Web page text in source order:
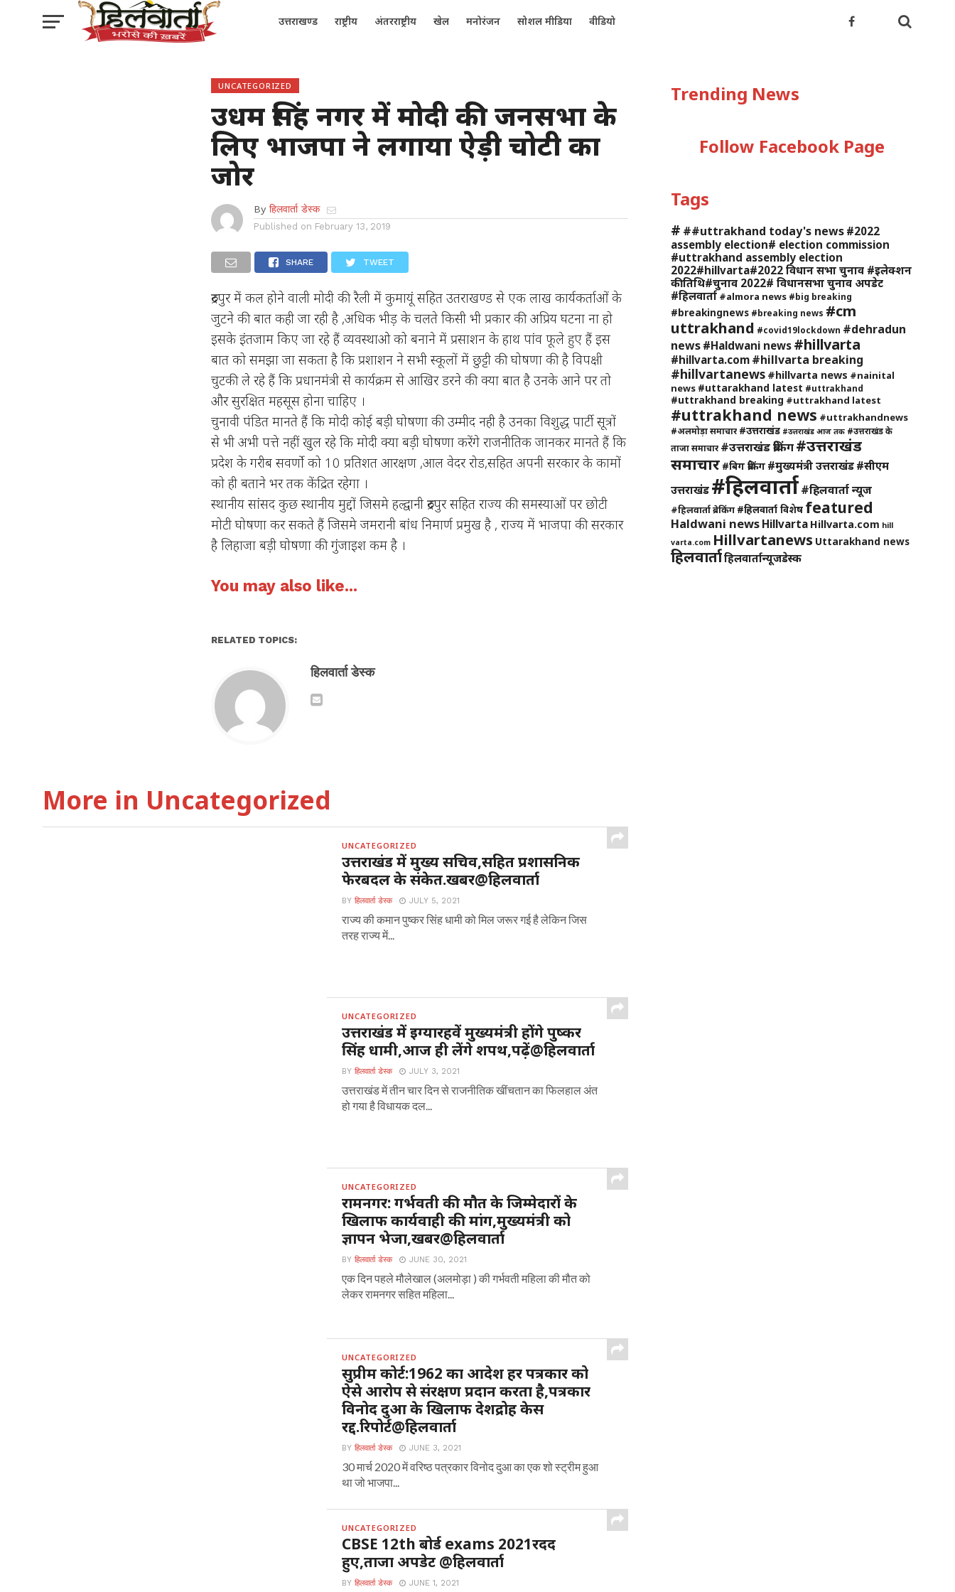
उत्तराखण्ड राष्ट्रीय अंतरराष्ट्रीय खेल मनोरंजन सोशल मीडिया वीडियो
UNCATEGORIZED
उधम सिंह नगर में मोदी की जनसभा के
लिए भाजपा ने लगाया ऐड़ी चोटी का
जोर
By हिलवार्ता डेस्क
Published on February 13, 2019
SHARE TWEET
रुद्रपुर में कल होने वाली मोदी की रैली में कुमायूं सहित उतराखण्ड से एक लाख कार्यकर्ताओं के
जुटने की बात कही जा रही है ,अधिक भीड़ के चलते किसी भी प्रकार की अप्रिय घटना ना हो
इसके इंतजाम किए जा रहे हैं व्यवस्थाओ को बनाने में प्रसाशन के हाथ पांव फूले हुए हैं इस
बात को समझा जा सकता है कि प्रशाशन ने सभी स्कूलों में छुट्टी की घोषणा की है विपक्षी
चुटकी ले रहे हैं कि प्रधानमंत्री से कार्यक्रम से आखिर डरने की क्या बात है उनके आने पर तो
और सुरक्षित महसूस होना चाहिए ।
चुनावी पंडित मानते हैं कि मोदी कोई बड़ी घोषणा की उम्मीद नही है उनका विशुद्ध पार्टी सूत्रों
से भी अभी पत्ते नहीं खुल रहे कि मोदी क्या बड़ी घोषणा करेंगे राजनीतिक जानकर मानते हैं कि
प्रदेश के गरीब सवर्णो को 10 प्रतिशत आरक्षण ,आल वेदर रोड,सहित अपनी सरकार के कामों
को ही बताने भर तक केंद्रित रहेगा ।
स्थानीय सांसद कुछ स्थानीय मुद्दों जिसमे हल्द्वानी रुद्रपुर सहित राज्य की समस्याओं पर छोटी
मोटी घोषणा कर सकते हैं जिसमे जमरानी बांध निमार्ण प्रमुख है , राज्य में भाजपा की सरकार
है लिहाजा बड़ी घोषणा की गुंजाइश कम है ।
You may also like...
RELATED TOPICS:
हिलवार्ता डेस्क
More in Uncategorized
UNCATEGORIZED
उत्तराखंड में मुख्य सचिव,सहित प्रशासनिक
फेरबदल के संकेत.खबर@हिलवार्ता
BYहिलवार्ता डेस्क JULY 5, 2021
राज्य की कमान पुष्कर सिंह धामी को मिल जरूर गई है लेकिन जिस
तरह राज्य में...
UNCATEGORIZED
उत्तराखंड में इग्यारहवें मुख्यमंत्री होंगे पुष्कर
सिंह धामी,आज ही लेंगे शपथ,पढ़ें@हिलवार्ता
BYहिलवार्ता डेस्क JULY 3, 2021
उत्तराखंड में तीन चार दिन से राजनीतिक खींचतान का फिलहाल अंत
हो गया है विधायक दल...
UNCATEGORIZED
रामनगर: गर्भवती की मौत के जिम्मेदारों के
खिलाफ कार्यवाही की मांग,मुख्यमंत्री को
ज्ञापन भेजा,खबर@हिलवार्ता
BYहिलवार्ता डेस्क JUNE 30, 2021
एक दिन पहले मौलेखाल (अलमोड़ा ) की गर्भवती महिला की मौत को
लेकर रामनगर सहित महिला...
UNCATEGORIZED
सुप्रीम कोर्ट:1962 का आदेश हर पत्रकार को
ऐसे आरोप से संरक्षण प्रदान करता है,पत्रकार
विनोद दुआ के खिलाफ देशद्रोह केस
रद्द.रिपोर्ट@हिलवार्ता
BYहिलवार्ता डेस्क JUNE 3, 2021
30 मार्च 2020 में वरिष्ठ पत्रकार विनोद दुआ का एक शो स्ट्रीम हुआ
था जो भाजपा...
UNCATEGORIZED
CBSE 12th बोर्ड exams 2021रदद
हुए,ताजा अपडेट @हिलवार्ता
BYहिलवार्ता डेस्क JUNE 1, 2021
Trending News
Follow Facebook Page
Tags
# ##uttrakhand today's news #2022
assembly election# election commission
#uttrakhand assembly election
2022#hillvarta#2022 विधान सभा चुनाव #इलेक्शन
की तिथि#चुनाव 2022# विधानसभा चुनाव अपडेट
#हिलवार्ता #almora news #big breaking
#breakingnews #breaking news #cm
uttrakhand #covid19lockdown #dehradun
news #Haldwani news #hillvarta
#hillvarta.com #hillvarta breaking
#hillvartanews #hillvarta news #nainital
news #uttarakhand latest #uttrakhand
#uttrakhand breaking #uttrakhand latest
#uttrakhand news #uttrakhandnews
#अलमोड़ा समाचार #उत्तराखंड #उत्तराखंड आज तक #उत्तराखंड के
ताजा समाचार #उत्तराखंड ब्रेकिंग#उत्तराखंड
समाचार #बिग ब्रेकिंग #मुख्यमंत्री उत्तराखंड #सीएम
उत्तराखंड #हिलवार्ता#हिलवार्ता न्यूज
#हिलवार्ता ब्रेकिंग #हिलवार्ता विशेष featured
Haldwani news Hillvarta Hillvarta.com hill
varta.com Hillvartanews Uttarakhand news
हिलवार्ताहिलवार्तान्यूजडेस्क